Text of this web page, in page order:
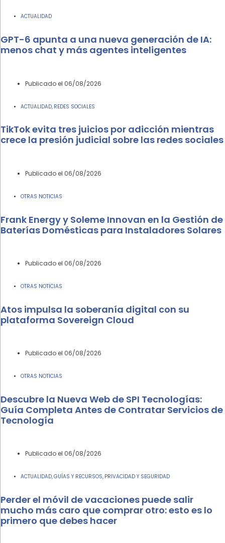
ACTUALIDAD
GPT-6 apunta a una nueva generación de IA:
menos chat y más agentes inteligentes
Publicado el 06/08/2026
ACTUALIDAD REDES SOCIALES
TikTok evita tres juicios por adicción mientras
crece la presión judicial sobre las redes sociales
Publicado el 06/08/2026
OTRAS NOTICIAS
Frank Energy y Soleme Innovan en la Gestión de
Baterías Domésticas para Instaladores Solares
Publicado el 06/08/2026
OTRAS NOTICIAS
Atos impulsa la soberanía digital con su
plataforma Sovereign Cloud
Publicado el 06/08/2026
OTRAS NOTICIAS
Descubre la Nueva Web de SPI Tecnologías:
Guía Completa Antes de Contratar Servicios de
Tecnología
Publicado el 06/08/2026
ACTUALIDAD GUÍAS Y RECURSOS PRIVACIDAD Y SEGURIDAD
Perder el móvil de vacaciones puede salir
mucho más caro que comprar otro: esto es lo
primero que debes hacer